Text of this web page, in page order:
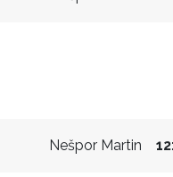
Nešpor Martin